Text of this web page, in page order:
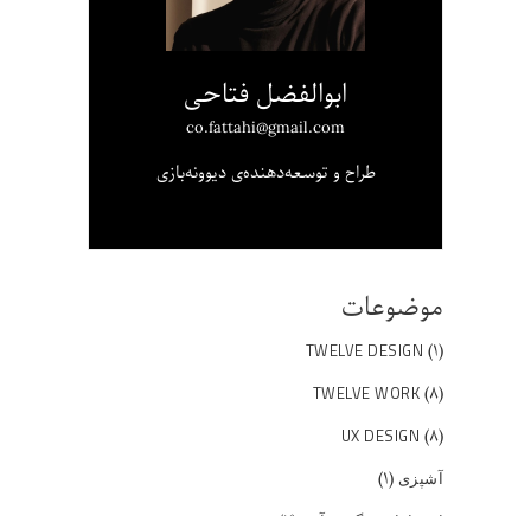
ابوالفضل فتاحی
co.fattahi@gmail.com
طراح و توسعه‌دهنده‌ی دیوونه‌بازی
موضوعات
TWELVE DESIGN (۱)
TWELVE WORK (۸)
UX DESIGN (۸)
آشپزی (۱)